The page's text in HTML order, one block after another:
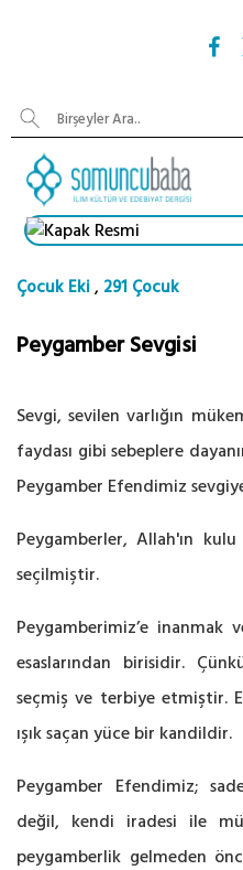
Çocuk Eki, 291 Çocuk
Peygamber Sevgisi
Sevgi, sevilen varlığın
faydası gibi sebeplere
Peygamber Efendimiz
Peygamberler, Allah'ın
seçilmiştir.
Peygamberimiz’e inanmak
esaslarından birisidir.
seçmiş ve terbiye etmiştir.
ışık saçan yüce bir kandildir.
Peygamber Efendimiz;
değil, kendi iradesi ile
peygamberlik gelmeden